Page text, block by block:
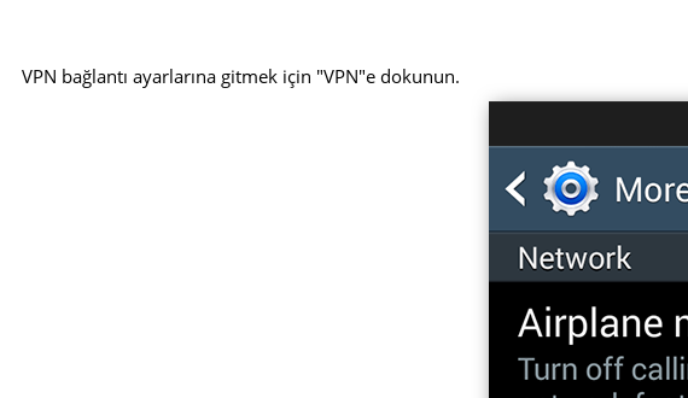
VPN bağlantı ayarlarına gitmek için "VPN"e dokunun.